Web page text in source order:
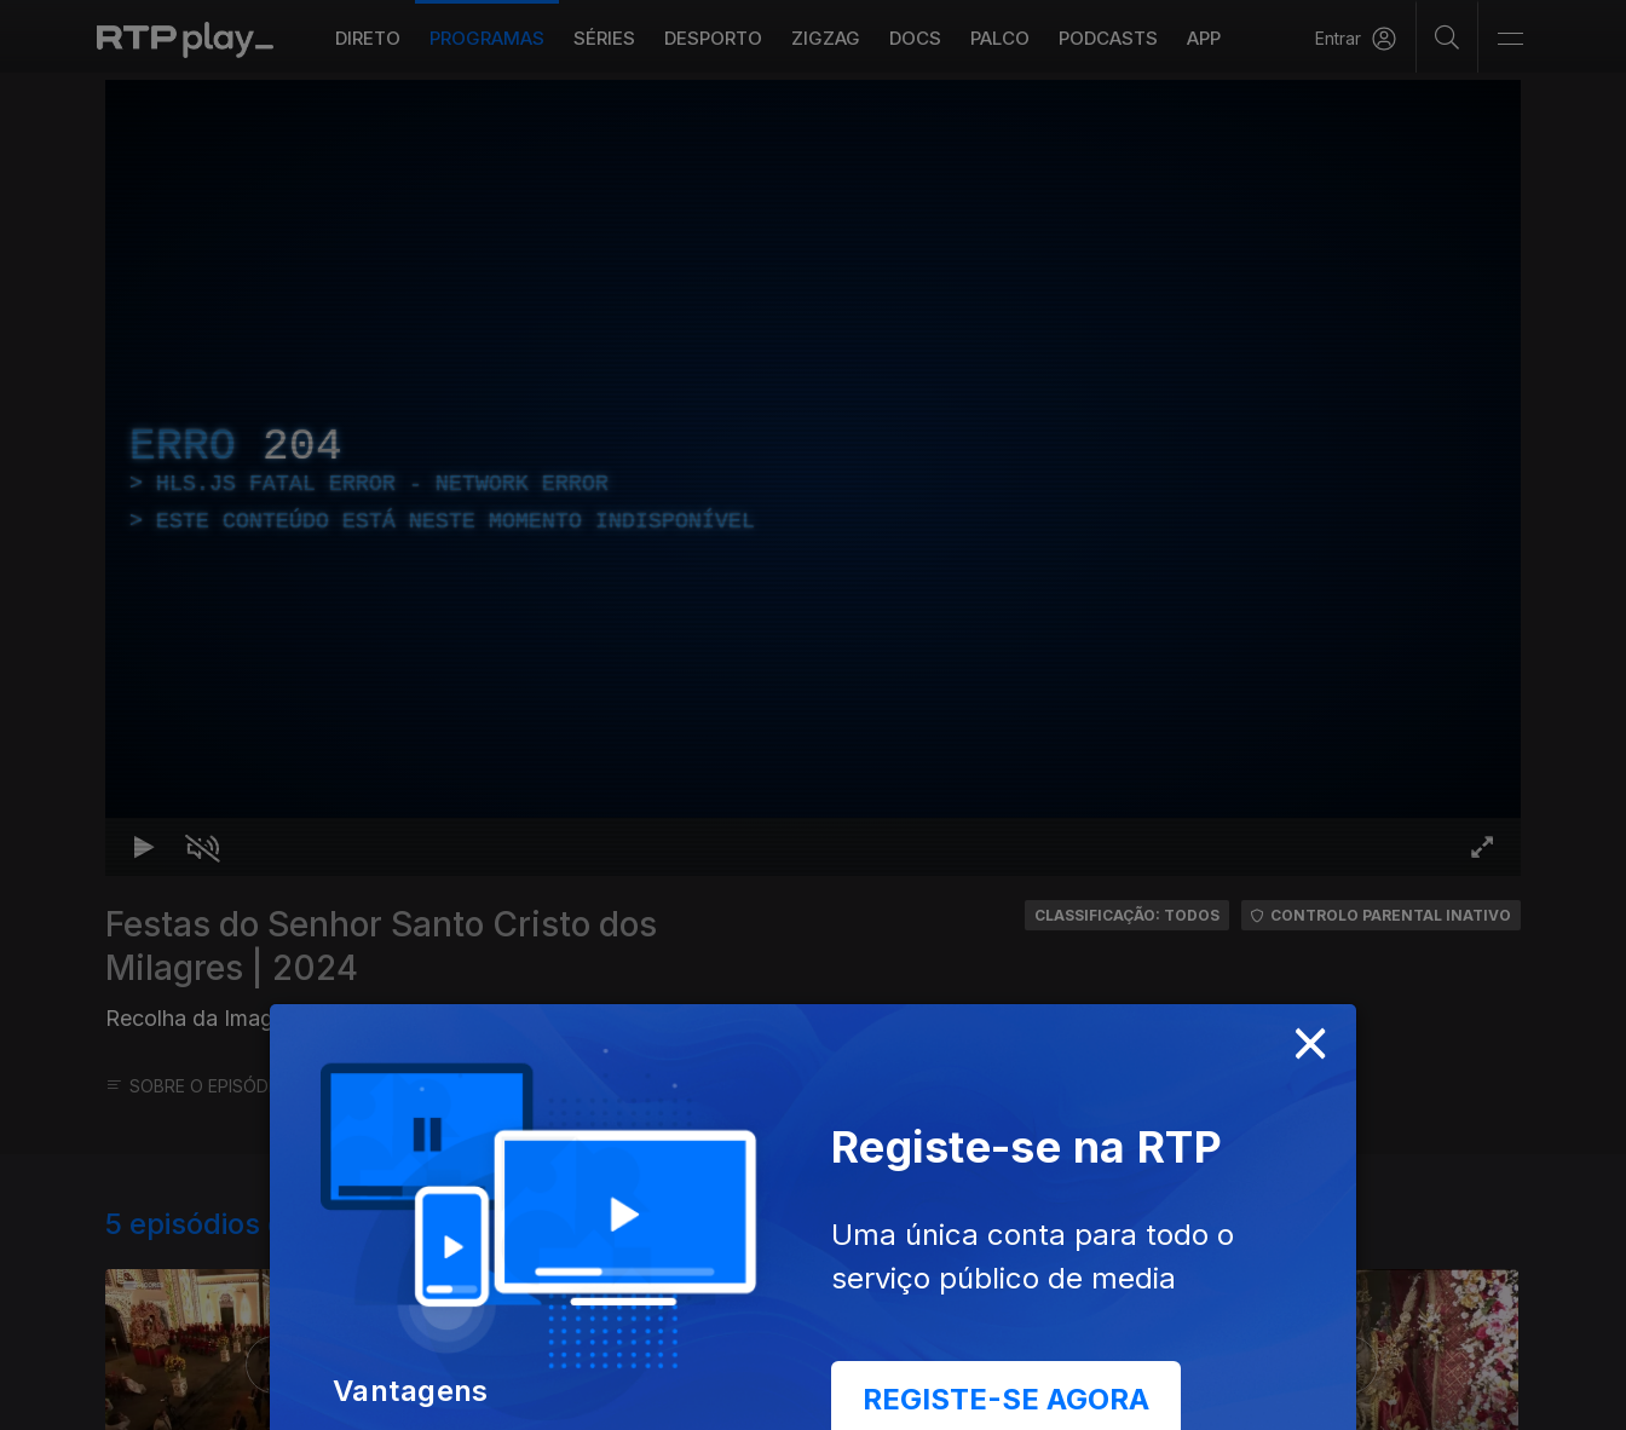
DIRETO PROGRAMAS SÉRIES DESPORTO ZIGZAG DOCS PALCO PODCASTS APP Entrar
ERRO 204
HLS.JS FATAL ERROR - NETWORK ERROR
ESTE CONTEÚDO ESTÁ NESTE MOMENTO INDISPONÍVEL
Festas do Senhor Santo Cristo dos
Milagres | 2024
Recolha da Imagem
CLASSIFICAÇÃO: TODOS CONTROLO PARENTAL INATIVO
SOBRE O EPISÓDIO SOBRE O PROGRAMA ACESSIBILIDADES
5 episódios disponíveis
×
Vantagens
Registe-se na RTP
Uma única conta para todo o
serviço público de media
REGISTE-SE AGORA